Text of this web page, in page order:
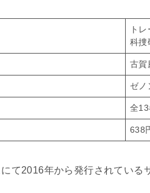
トレ
科捜
古賀
ゼノ
全
638
て2016年から発行されている